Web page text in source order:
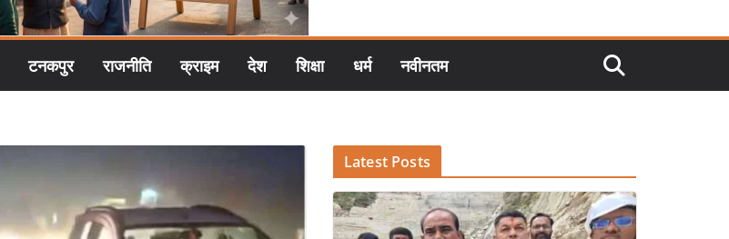
टनकपुर राजनीति क्राइम देश शिक्षा धर्म नवीनतम
Latest Posts